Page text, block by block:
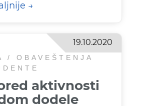
19.10.2020
/ OBAVEŠTENJA
aktivnosti
dodele